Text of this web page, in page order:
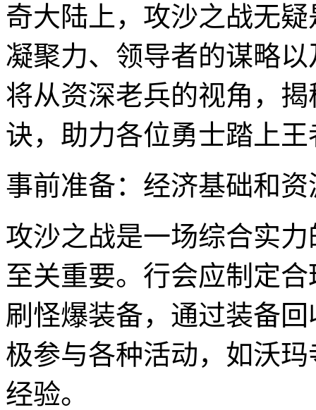
奇大陆上，攻沙之战无
凝聚力、领导者的谋略
将从资深老兵的视角，
诀，助力各位勇士踏上
事前准备：经济基础和资
攻沙之战是一场综合实
至关重要。行会应制定
刷怪爆装备，通过装备
极参与各种活动，如沃
经验。